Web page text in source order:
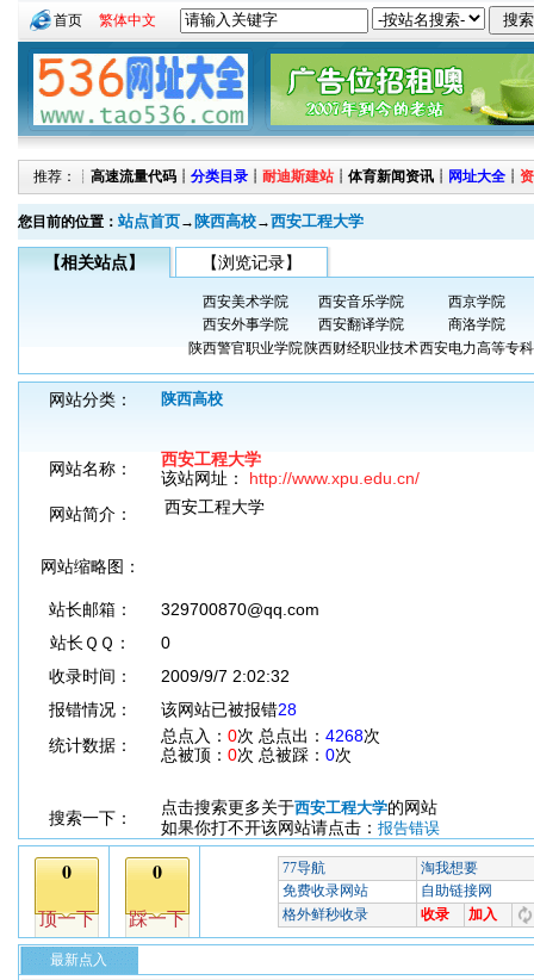
首页 繁体中文
推荐：┊ 高速流量代码 ┊ 分类目录 ┊ 耐迪斯建站 ┊ 体育新闻资讯 ┊ 网址大全 ┊
您目前的位置： 站点首页→ 陕西高校→西安工程大学
【相关站点】 【浏览记录】
西安美术学院 西安音乐学院
西京学院
西安外事学院
西安翻译学院
商洛学院
陕西警官职业学院陕西财经职业技术西安电力高等专科
网站分类： 陕西高校
网站名称：
西安工程大学
该站网址： http://www.xpu.edu.cn/
网站简介：
西安工程大学
网站缩略图：
站长邮箱：
329700870@qq.com
站长ＱＱ：
0
收录时间：
2009/9/7 2:02:32
报错情况：
该网站已被报错28
统计数据：
总点入： 0次 总点出： 4268次
总被顶： 0次 总被踩： 0次
搜索一下：
点击搜索更多关于西安工程大学的网站
如果你打不开该网站请点击： 报告错误
最新点入